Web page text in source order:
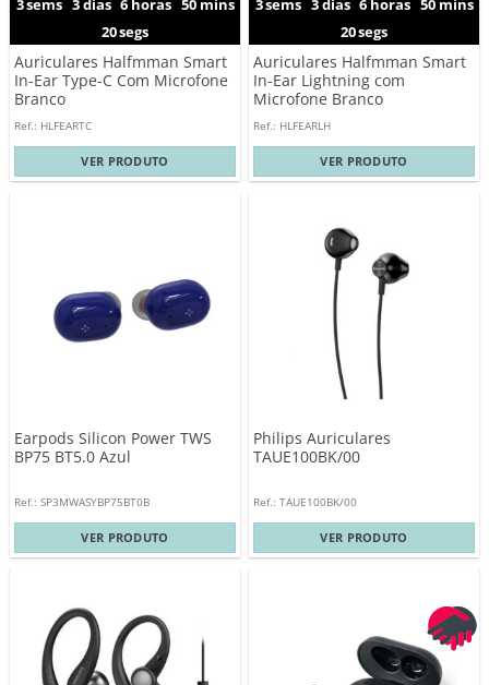
3sems 3dias 6 horas 50 mins
19segs
Auriculares Halfmman Smart
In-Ear Type-C Com Microfone
Branco
Ref.: HLFEARTC
VER PRODUTO
3sems 3dias 6 horas 50 mins
19segs
Auriculares Halfmman Smart
In-Ear Lightning com
Microfone Branco
Ref.: HLFEARLH
VER PRODUTO
Earpods Silicon Power TWS
BP75 BT5.0 Azul
Ref.: SP3MWASYBP75BT0B
VER PRODUTO
Philips Auriculares
TAUE100BK/00
Ref.: TAUE100BK/00
VER PRODUTO